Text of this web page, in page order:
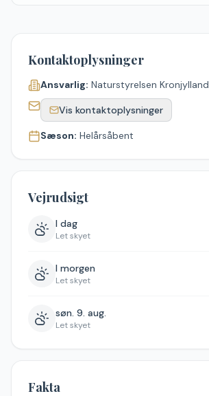
Kontaktoplysninger
Ansvarlig: Naturstyrelsen Kronjylland
Vis kontaktoplysninger
Sæson: Helårsåbent
Vejrudsigt
I dag
Let skyet
I morgen
Let skyet
søn. 9. aug.
Let skyet
Fakta